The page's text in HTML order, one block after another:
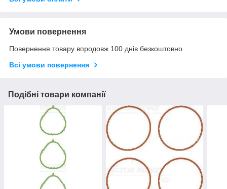
Умови повернення
Повернення товару впродовж 100 днів безкоштовно
Всі умови повернення
Подібні товари компанії